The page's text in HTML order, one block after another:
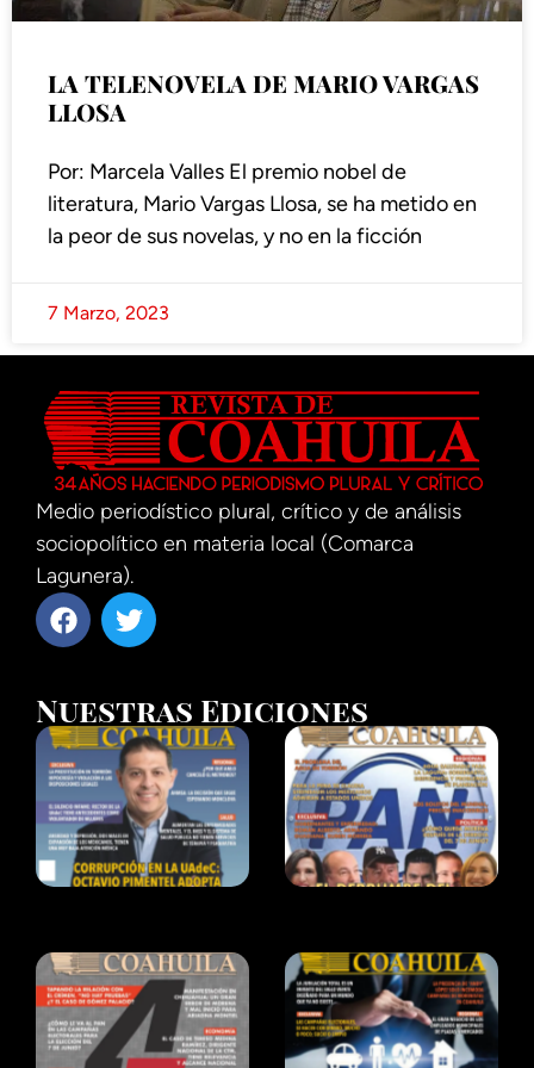
LA TELENOVELA DE MARIO VARGAS
LLOSA
Por: Marcela Valles El premio nobel de
literatura, Mario Vargas Llosa, se ha metido en
la peor de sus novelas, y no en la ficción
7 Marzo, 2023
Medio periodístico plural, crítico y de análisis
sociopolítico en materia local (Comarca
Lagunera).
Nuestras Ediciones